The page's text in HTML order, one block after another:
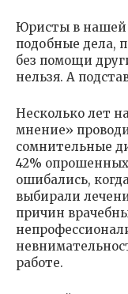
Юристы в нашей
подобные дела,
без помощи
нельзя. А
Несколько лет
мнение»
сомнительные
42%
ошибались,
выбирали
причин
работе.